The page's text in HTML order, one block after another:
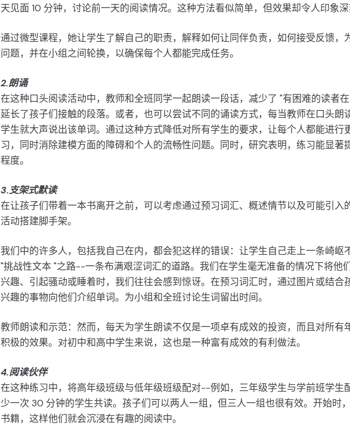
天见面 10 分钟，讨论前一天的阅读情况。这种方法看似简单，但效果却令人印象深
通过微型课程，她让学生了解自己的职责，解释如何让同伴负责，如何接受反馈，
问题，并在小组之间轮换，以确保每个人都能完成任务。
2.朗诵
在这种口头阅读活动中，教师和全班同学一起朗读一段话，减少了 "有困难的读者在
延长了孩子们接触的段落。或者，也可以尝试不同的诵读方式，每当教师在口头朗
学生就大声说出该单词。通过这种方式降低对所有学生的要求，让每个人都能进行
习，同时消除建模方面的障碍和个人的流畅性问题。同时，研究表明，练习能显著
程度。
3.支架式默读
在让孩子们带着一本书离开之前，可以考虑通过预习词汇、概述情节以及可能引入
活动搭建脚手架。
我们中的许多人，包括我自己在内，都会犯这样的错误：让学生自己走上一条崎岖
"挑战性文本 "之路--一条布满艰涩词汇的道路。我们在学生毫无准备的情况下将他
兴趣、引起骚动或睡着时，我们往往会感到惊讶。在预习词汇时，通过图片或结合
兴趣的事物向他们介绍单词。为小组和全班讨论生词留出时间。
教师朗读和示范：然而，每天为学生朗读不仅是一项卓有成效的投资，而且对所有
积极的效果。对初中和高中学生来说，这也是一种富有成效的有利做法。
4.阅读伙伴
在这种练习中，将高年级班级与低年级班级配对--例如，三年级学生与学前班学生
少一次 30 分钟的学生共读。孩子们可以两人一组，但三人一组也很有效。开始时
书籍，这样他们就会沉浸在有趣的阅读中。